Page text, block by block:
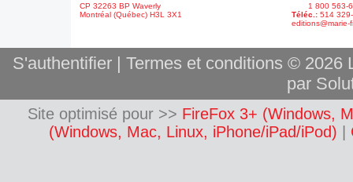
CP 32263 BP Waverly
Montréal (Québec) H3L 3X1
1 800 563-
Téléc.: 514
editions@marie-
S'authentifier| Termes et conditions © 2026
par
Site optimisé pour >> FireFox 3+ (Windows,
(Windows, Mac, Linux, iPhone/iPad/iPod)